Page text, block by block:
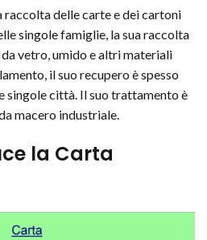
delle carte e dei cartoni
singole famiglie, la sua raccolta
vetro, umido e altri materiali
il suo recupero è spesso
singole città. Il suo trattamento è
macero industriale.
la Carta